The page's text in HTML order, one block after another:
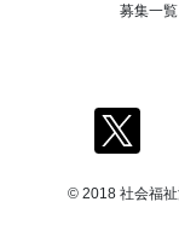
募集一覧
© 2018 社会福